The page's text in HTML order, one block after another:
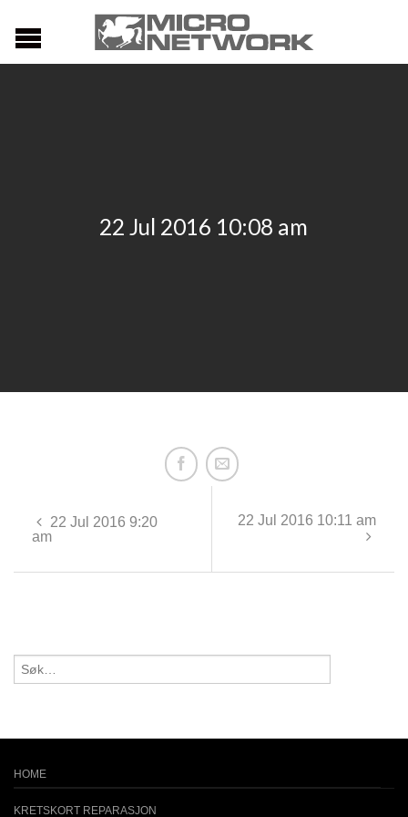
22 Jul 2016 10:08 am
22 Jul 2016 9:20
am
22 Jul 2016 10:11 am
HOME
KRETSKORT REPARASJON